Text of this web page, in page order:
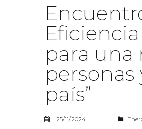
para una
país”
25/11/2024